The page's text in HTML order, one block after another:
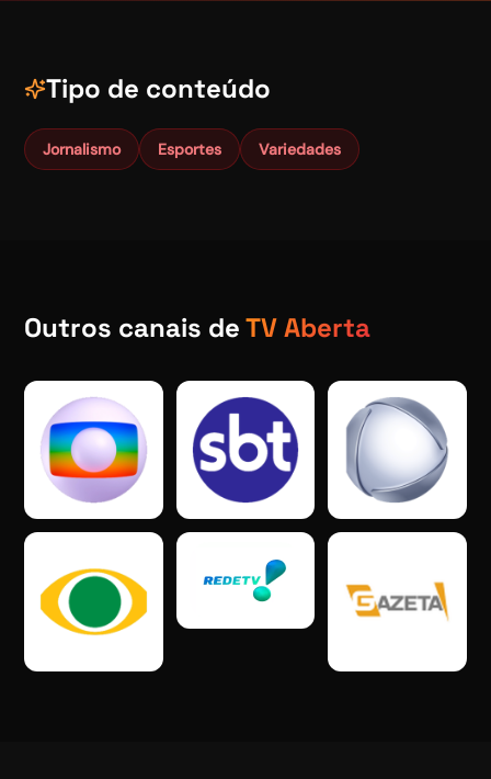
Tipo de conteúdo
Jornalismo Esportes Variedades
Outros canais de TV Aberta